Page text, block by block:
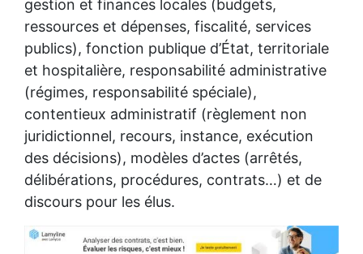
gestion et finances locales (budgets,
ressources et dépenses, fiscalité, services
publics), fonction publique d’État, territoriale
et hospitalière, responsabilité administrative
(régimes, responsabilité spéciale),
contentieux administratif (règlement non
juridictionnel, recours, instance, exécution
des décisions), modèles d’actes (arrêtés,
délibérations, procédures, contrats…) et de
discours pour les élus.